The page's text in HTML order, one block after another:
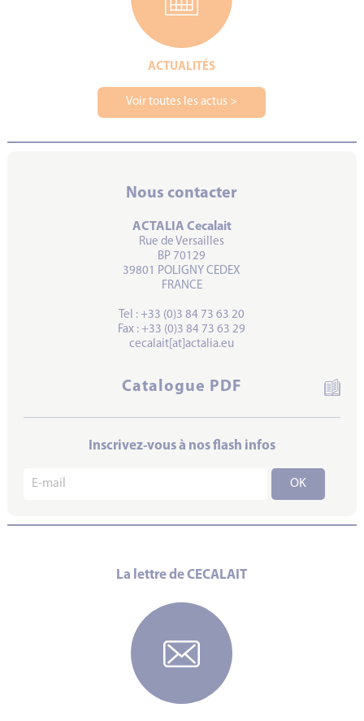
ACTUALITÉS
Voir toutes les actus >
Nous contacter
ACTALIA Cecalait
Rue de Versailles
BP 70129
39801 POLIGNY CEDEX
FRANCE
Tel : +33 (0)3 84 73 63 20
Fax : +33 (0)3 84 73 63 29
cecalait[at]actalia.eu
Catalogue PDF
Inscrivez-vous à nos flash infos
La lettre de CECALAIT